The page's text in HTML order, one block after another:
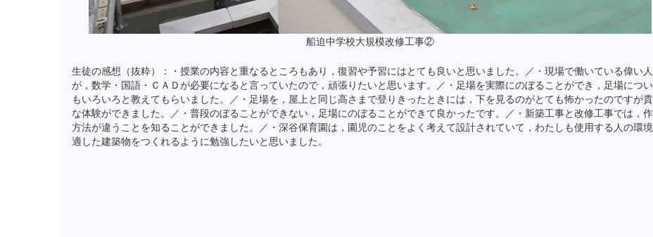
船迫中学校大規模改修工事②
生徒の感想（抜粋）：・授業の内容と重なるところもあり，復習や予習にはとても良いと思いました。／・現場で働いている偉い人
が，数学・国語・ＣＡＤが必要になると言っていたので，頑張りたいと思います。／・足場を実際にのぼることができ，足場につ
もいろいろと教えてもらいました。／・足場を，屋上と同じ高さまで登りきったときには，下を見るのがとても怖かったのですが
な体験ができました。／・普段のぼることができない，足場にのぼることができて良かったです。／・新築工事と改修工事では，
方法が違うことを知ることができました。／・深谷保育園は，園児のことをよく考えて設計されていて，わたしも使用する人の環
適した建築物をつくれるように勉強したいと思いました。